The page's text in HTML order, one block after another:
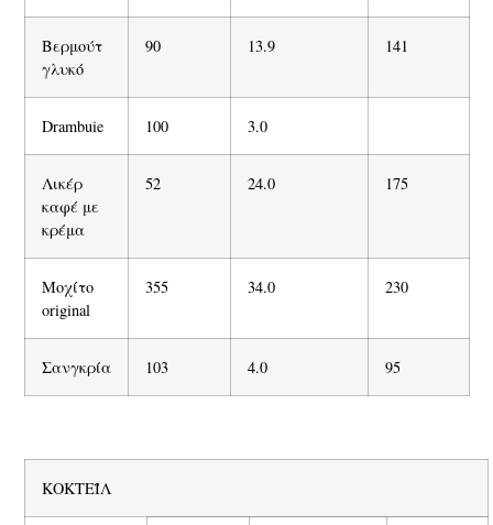
Βερμούτ
γλυκό
90 13.9 141
Drambuie 100 3.0
Λικέρ
καφέ με
κρέμα
52 24.0 175
Μοχίτο
original
355 34.0 230
Σανγκρία 103 4.0 95
ΚΟΚΤΕΪΛ